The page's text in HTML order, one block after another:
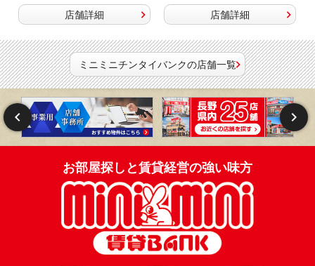
店舗詳細
店舗詳細
ミニミニチンタイバンクの店舗一覧
お部屋探しと賃貸経営の強い味方